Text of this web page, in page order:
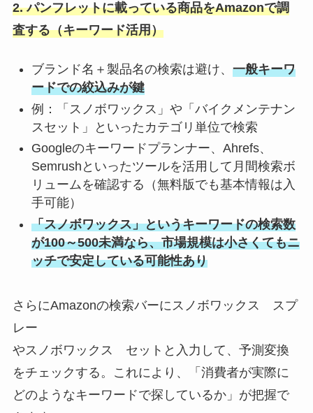
2. パンフレットに載っている商品をAmazonで調
査する（キーワード活用）
ブランド名＋製品名の検索は避け、 一般キーワ
ードでの絞込みが鍵
例：「スノボワックス」や「バイクメンテナン
スセット」といったカテゴリ単位で検索
Googleのキーワードプランナー、Ahrefs、
Semrushといったツールを活用して月間検索ボ
リュームを確認する（無料版でも基本情報は入
手可能）
「スノボワックス」というキーワードの検索数
が100～500未満なら、市場規模は小さくてもニ
ッチで安定している可能性あり
さらにAmazonの検索バーにスノボワックス スプ
レー
やスノボワックス セットと入力して、予測変換
をチェックする。これにより、「消費者が実際に
どのようなキーワードで探しているか」が把握で